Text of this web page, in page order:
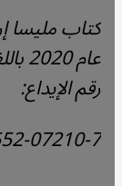
كتاب مليسا
رقم الإيداع:
07210-7